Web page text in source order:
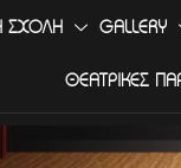
ΣΧΟΛΗ GALLERY
ΘΕΑΤΡΙΚΕΣ